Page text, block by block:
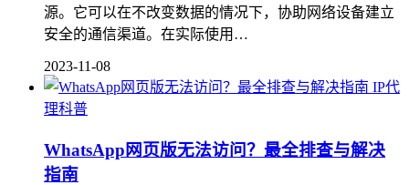
源。它可以在不改变数据的情况下，协助网络设备建立
安全的通信渠道。在实际使用…
2023-11-08
IP代
理科普
WhatsApp网页版无法访问？最全排查与解决
指南